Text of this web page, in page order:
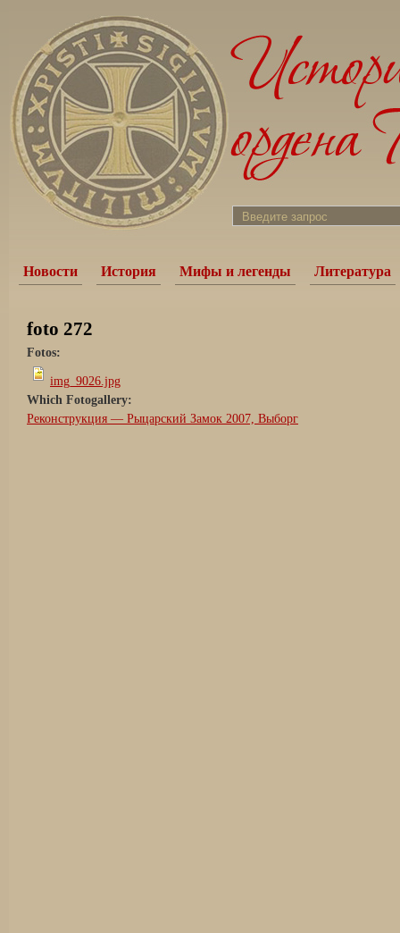
Новости История Мифы и легенды Литература
foto 272
Fotos:
img_9026.jpg
Which Fotogallery:
Реконструкция — Рыцарский Замок 2007, Выборг